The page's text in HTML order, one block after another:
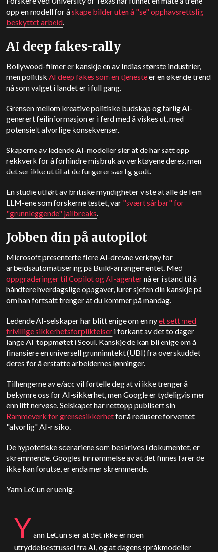
opp en modell for åskape bilder uten å "se" opphavsrettslig
beskyttet arbeid
AI deep fakes-rally
Bollywood-filmer er kanskje en av Indias største industrier,
men politisk AI deep fakes som en tjenesteer en økende trend
nå som valget i landet er i full gang.
Grensen mellom kreative politiske budskap og farlig AI-
generert feilinformasjon er i ferd med å viskes ut, med
potensielt alvorlige konsekvenser.
Skaperne av ledende AI-modeller sier at de har satt opp
rekkverk for å forhindre misbruk av verktøyene deres, men
det ser ikke ut til at de fungerer særlig godt.
En studie utført av britiske myndigheter viste at alle de fem
LLM-ene som forskerne testet, var "svært sårbar" for
"grunnleggende" jailbreaks
Jobben din på autopilot
Microsoft presenterte flere AI-drevne verktøy for
arbeidsautomatisering på Build-arrangementet. Med
oppgraderinger tilCopilotog AI-agenternå er i stand til å
håndtere hverdagslige oppgaver, lurer sjefen din kanskje på
om han fortsatt trenger at du kommer på mandag.
Ledende AI-selskaper har blitt enige om en nyet sett med
frivillige sikkerhetsforpliktelser i forkant av det to dager
lange AI-toppmøtet i Seoul. Kanskje de kan bli enige om å
finansiere en universell grunninntekt (UBI) fra overskuddet
deres for å erstatte arbeidernes lønninger.
Tilhengerne av e/acc vil fortelle deg at vi ikke trenger å
bekymre oss for AI-sikkerhet, men Google er tydeligvis mer
enn litt nervøse. Selskapet har nettopp publisert sin
Rammeverk for grensesikkerhetfor å redusere forventet
"alvorlig" AI-risiko.
De hypotetiske scenariene som beskrives i dokumentet, er
skremmende. Googles innrømmelse av at det finnes farer de
ikke kan forutse, er enda mer skremmende.
Yann LeCun er uenig.
Y ann LeCun sier at det ikke er noen
utryddelsestrussel fra AI, og at dagens språkmodeller